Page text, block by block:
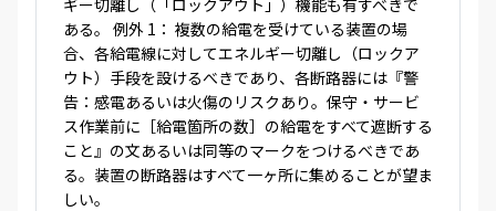
ある。 例外 1： 複数の給電を受けている装置の場
合、各給電線に対してエネルギー切離し（ロックア
ウト）手段を設けるべきであり、各断路器には『警
告：感電あるいは火傷のリスクあり。保守・サービ
ス作業前に［給電箇所の数］の給電をすべて遮断する
こと』の文あるいは同等のマークをつけるべきであ
る。装置の断路器はすべて一ヶ所に集めることが望ま
しい。